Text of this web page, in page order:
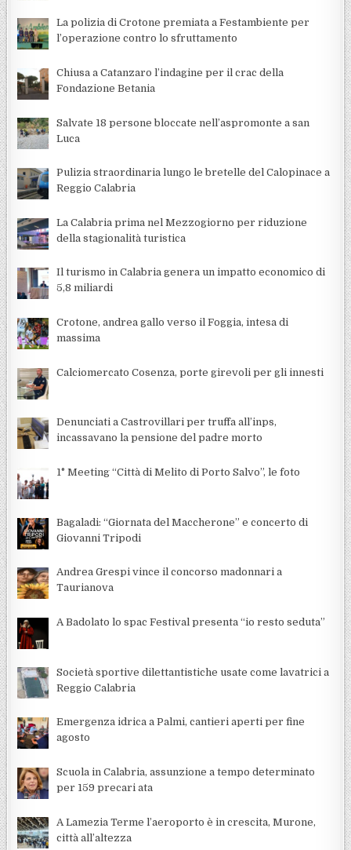
La polizia di Crotone premiata a Festambiente per
l’operazione contro lo sfruttamento
Chiusa a Catanzaro l’indagine per il crac della
Fondazione Betania
Salvate 18 persone bloccate nell’aspromonte a san
Luca
Pulizia straordinaria lungo le bretelle del Calopinace a
Reggio Calabria
La Calabria prima nel Mezzogiorno per riduzione
della stagionalità turistica
Il turismo in Calabria genera un impatto economico di
5,8 miliardi
Crotone, andrea gallo verso il Foggia, intesa di
massima
Calciomercato Cosenza, porte girevoli per gli innesti
Denunciati a Castrovillari per truffa all’inps,
incassavano la pensione del padre morto
1° Meeting “Città di Melito di Porto Salvo”, le foto
Bagaladi: “Giornata del Maccherone” e concerto di
Giovanni Tripodi
Andrea Grespi vince il concorso madonnari a
Taurianova
A Badolato lo spac Festival presenta “io resto seduta”
Società sportive dilettantistiche usate come lavatrici a
Reggio Calabria
Emergenza idrica a Palmi, cantieri aperti per fine
agosto
Scuola in Calabria, assunzione a tempo determinato
per 159 precari ata
A Lamezia Terme l’aeroporto è in crescita, Murone,
città all’altezza